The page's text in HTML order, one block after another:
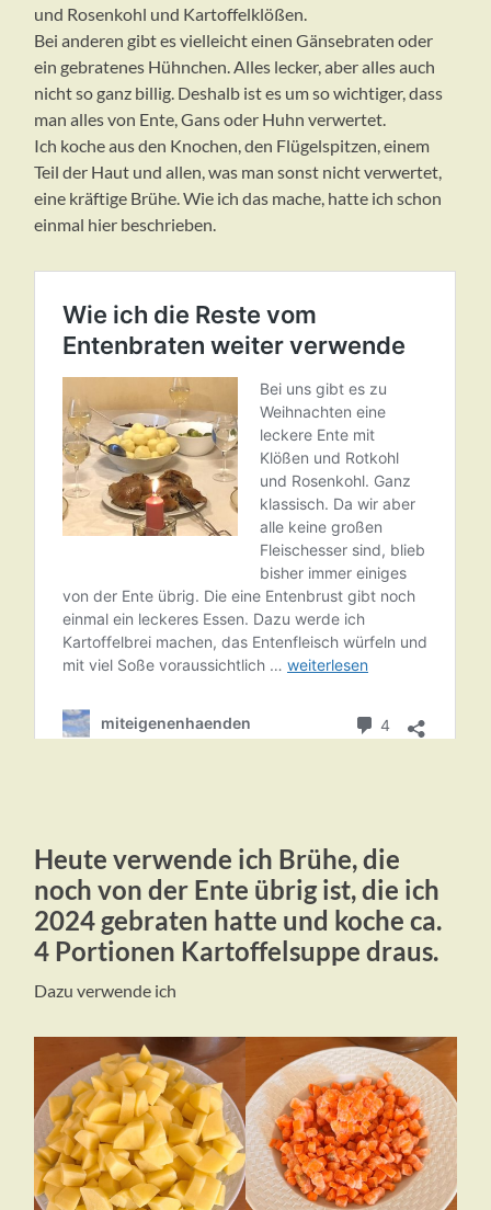
und Rosenkohl und Kartoffelklößen.
Bei anderen gibt es vielleicht einen Gänsebraten oder
ein gebratenes Hühnchen. Alles lecker, aber alles auch
nicht so ganz billig. Deshalb ist es um so wichtiger, dass
man alles von Ente, Gans oder Huhn verwertet.
Ich koche aus den Knochen, den Flügelspitzen, einem
Teil der Haut und allen, was man sonst nicht verwertet,
eine kräftige Brühe. Wie ich das mache, hatte ich schon
einmal hier beschrieben.
Heute verwende ich Brühe, die
noch von der Ente übrig ist, die ich
2024 gebraten hatte und koche ca.
4 Portionen Kartoffelsuppe draus.
Dazu verwende ich